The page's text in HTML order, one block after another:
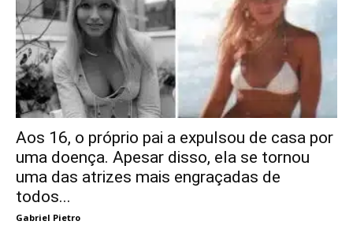
Aos 16, o próprio pai a expulsou de casa por
uma doença. Apesar disso, ela se tornou
uma das atrizes mais engraçadas de
todos...
Gabriel Pietro